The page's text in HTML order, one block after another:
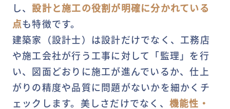
し、設計と施工の役割が明確に分かれている
点も特徴です。
建築家（設計士）は設計だけでなく、工務店
や施工会社が行う工事に対して「監理」を行
い、図面どおりに施工が進んでいるか、仕上
がりの精度や品質に問題がないかを細かくチ
ェックします。美しさだけでなく、 機能性・